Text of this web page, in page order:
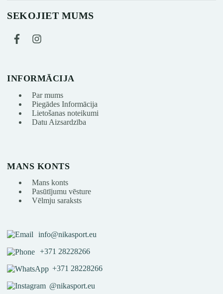
SEKOJIET MUMS
INFORMĀCIJA
Par mums
Piegādes Informācija
Lietošanas noteikumi
Datu Aizsardzība
MANS KONTS
Mans konts
Pasūtījumu vēsture
Vēlmju saraksts
info@nikasport.eu
+371 28228266
+371 28228266
@nikasport.eu